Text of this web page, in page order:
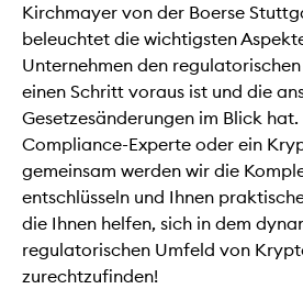
Kirchmayer von der Boerse
beleuchtet die wichtigsten
Unternehmen den
einen Schritt voraus ist und die
Gesetzesänderungen im Blick hat.
Compliance-Experte oder ein
gemeinsam werden wir die
entschlüsseln und Ihnen
die Ihnen helfen, sich in dem
regulatorischen Umfeld von
zurechtzufinden!